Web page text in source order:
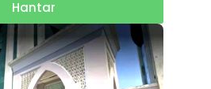
Hantar